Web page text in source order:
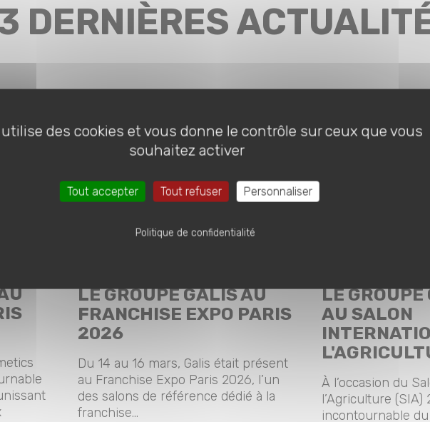
DERNIÈRES
LE GROUPE GALIS AU
FRANCHISE EXPO PARIS
2026
Du 14 au 16 mars, Galis était présent
au Franchise Expo Paris 2026, l’un
des salons de référence dédié à la
franchise...
LE GROUPE
AU SALON
À l’occasion du
l’Agriculture
incontournable
des cookies et vous donne le contrôle sur ceux que vous
souhaitez activer
Tout accepter Tout refuser Personnaliser
Politique de confidentialité